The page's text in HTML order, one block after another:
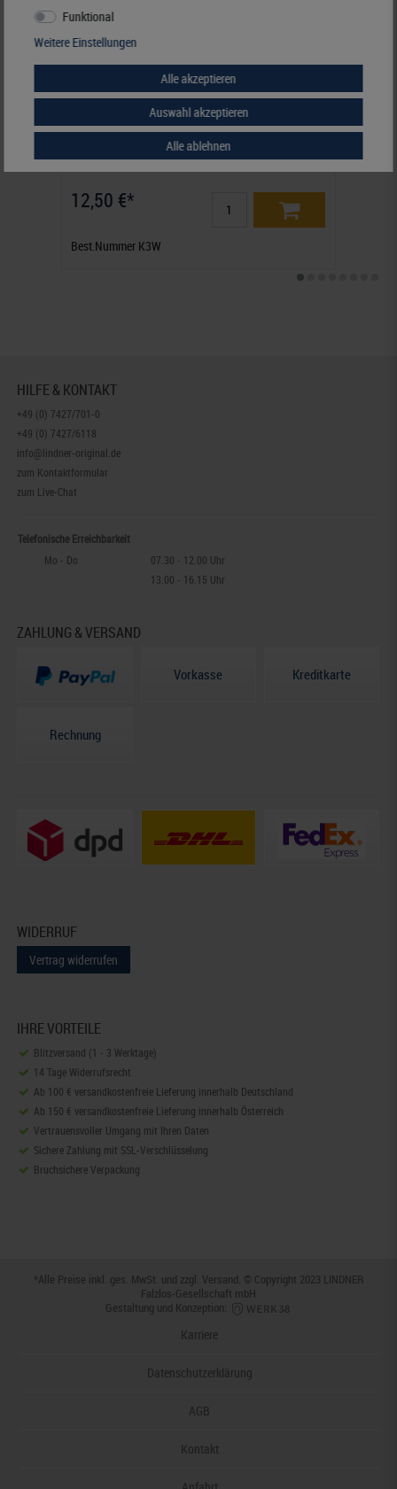
karat-Münzblätter 20 Münzen bis 38 mm Ø, inkl.
Zwischenblatt weiß, 5er- Packung
12,50 €*
Best.Nummer K3W
HILFE & KONTAKT
+49 (0) 7427/701-0
+49 (0) 7427/6118
info@lindner-original.de
zum Kontaktformular
zum Live-Chat
Telefonische Erreichbarkeit
Mo - Do
07.30 - 12.00 Uhr
13.00 - 16.15 Uhr
ZAHLUNG & VERSAND
Vorkasse Kreditkarte
Rechnung
WIDERRUF
Vertrag widerrufen
IHRE VORTEILE
Blitzversand (1 - 3 Werktage)
14 Tage Widerrufsrecht
Ab 100 € versandkostenfreie Lieferung innerhalb Deutschland
Ab 150 € versandkostenfreie Lieferung innerhalb Österreich
Vertrauensvoller Umgang mit Ihren Daten
Sichere Zahlung mit SSL-Verschlüsselung
Bruchsichere Verpackung
*Alle Preise inkl. ges. MwSt. und zzgl. Versand. © Copyright 2023 LINDNER
Falzlos-Gesellschaft mbH
Gestaltung und Konzeption:
Karriere
Datenschutzerklärung
AGB
Kontakt
Funktional
Weitere Einstellungen
Alle akzeptieren
Auswahl akzeptieren
Alle ablehnen